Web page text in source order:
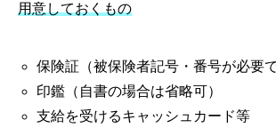
用意しておくもの
保険証（被保険者記号・番号が必要で
印鑑（自書の場合は省略可）
支給を受けるキャッシュカード等